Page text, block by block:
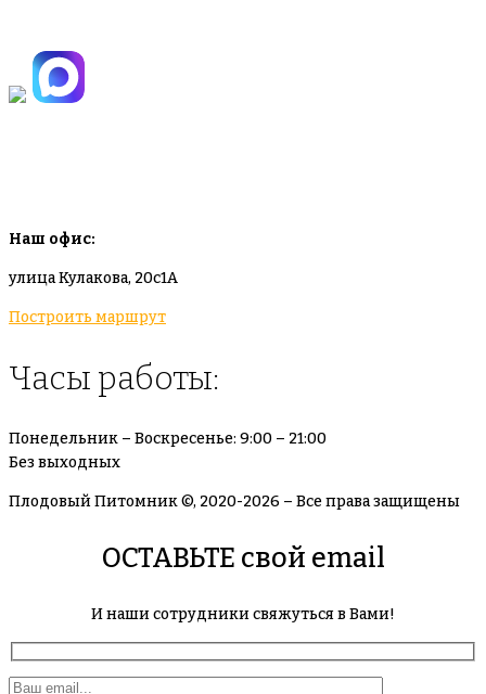
Наш офис:
улица Кулакова, 20с1А
Построить маршрут
Часы работы:
Понедельник – Воскресенье: 9:00 – 21:00
Без выходных
Плодовый Питомник ©, 2020-2026 – Все права защищены
ОСТАВЬТЕ свой email
И наши сотрудники свяжуться в Вами!